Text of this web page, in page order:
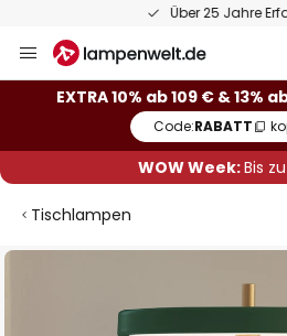
50 Tage
Inhalt
springen
EXTRA 10% ab 109 € & 13%
Code:RABATT
WOW Week:Bis
Tischlampen
Zum